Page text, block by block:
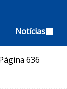
Notícias
Página 636